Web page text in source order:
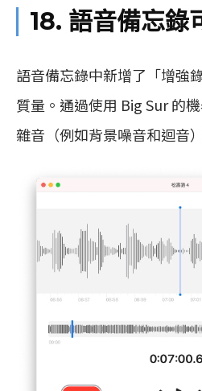
18. 語音備忘錄
語音備忘錄中新增了「增強
質量。通過使用 Big Sur 的
雜音（例如背景噪音和迴音